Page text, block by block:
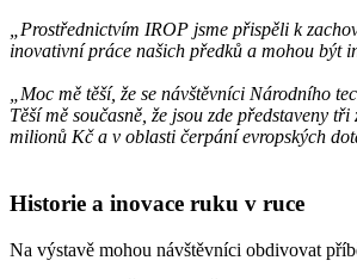
„Prostřednictvím IROP jsme přispěli k
inovativní práce našich předků a mohou být
„Moc mě těší, že se návštěvníci Národního
Těší mě současně, že jsou zde představeny
milionů Kč a v oblasti čerpání evropských
Historie a inovace ruku v ruce
Na výstavě mohou návštěvníci obdivovat